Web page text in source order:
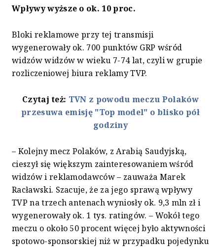
Wpływy wyższe o ok. 10 proc.
Bloki reklamowe przy tej transmisji
wygenerowały ok. 700 punktów GRP wśród
widzów widzów w wieku 7-74 lat, czyli w grupie
rozliczeniowej biura reklamy TVP.
Czytaj też: TVN z powodu meczu Polaków
przesuwa emisję "Top model" o blisko pół
godziny
– Kolejny mecz Polaków, z Arabią Saudyjską,
cieszył się większym zainteresowaniem wśród
widzów i reklamodawców – zauważa Marek
Racławski. Szacuje, że za jego sprawą wpływy
TVP na trzech antenach wyniosły ok. 9,3 mln zł i
wygenerowały ok. 1 tys. ratingów. – Wokół tego
meczu o około 50 procent więcej było aktywności
spotowo-sponsorskiej niż w przypadku pojedynku